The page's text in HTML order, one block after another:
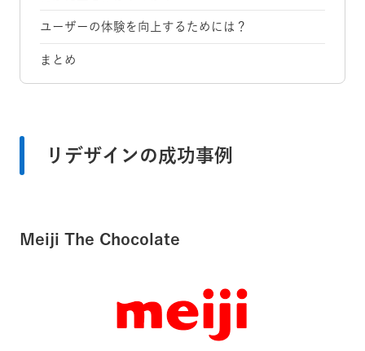
ユーザーの体験を向上するためには？
まとめ
リデザインの成功事例
Meiji The Chocolate